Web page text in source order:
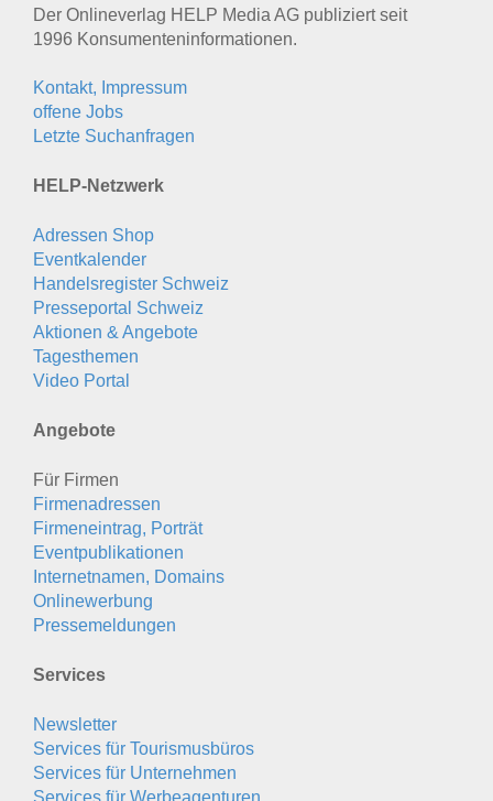
Der Onlineverlag HELP Media AG publiziert seit
1996 Konsumenten­informationen.
Kontakt, Impressum
offene Jobs
Letzte Suchanfragen
HELP-Netzwerk
Adressen Shop
Eventkalender
Handelsregister Schweiz
Presseportal Schweiz
Aktionen & Angebote
Tagesthemen
Video Portal
Angebote
Für Firmen
Firmenadressen
Firmeneintrag, Porträt
Eventpublikationen
Internetnamen, Domains
Onlinewerbung
Pressemeldungen
Services
Newsletter
Services für Tourismusbüros
Services für Unternehmen
Services für Werbeagenturen